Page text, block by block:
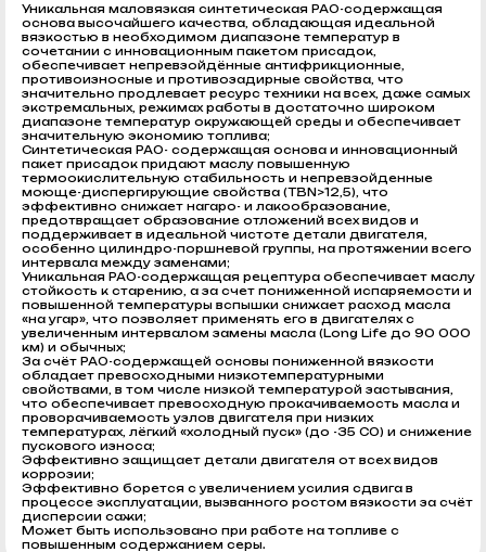
Уникальная маловязкая синтетическая PAO-содержащая
основа высочайшего качества, обладающая идеальной
вязкостью в необходимом диапазоне температур в
сочетании с инновационным пакетом присадок,
обеспечивает непревзойдённые антифрикционные,
противоизносные и противозадирные свойства, что
значительно продлевает ресурс техники на всех, даже самых
экстремальных, режимах работы в достаточно широком
диапазоне температур окружающей среды и обеспечивает
значительную экономию топлива;
Синтетическая PAO- содержащая основа и инновационный
пакет присадок придают маслу повышенную
термоокислительную стабильность и непревзойденные
моюще-диспергирующие свойства (TBN>12,5), что
эффективно снижает нагаро- и лакообразование,
предотвращает образование отложений всех видов и
поддерживает в идеальной чистоте детали двигателя,
особенно цилиндро-поршневой группы, на протяжении всего
интервала между заменами;
Уникальная PAO-содержащая рецептура обеспечивает маслу
стойкость к старению, а за счет пониженной испаряемости и
повышенной температуры вспышки снижает расход масла
«на угар», что позволяет применять его в двигателях с
увеличенным интервалом замены масла (Long Life до 90 000
км) и обычных;
За счёт PAO-содержащей основы пониженной вязкости
обладает превосходными низкотемпературными
свойствами, в том числе низкой температурой застывания,
что обеспечивает превосходную прокачиваемость масла и
проворачиваемость узлов двигателя при низких
температурах, лёгкий «холодный пуск» (до -35 C0) и снижение
пускового износа;
Эффективно защищает детали двигателя от всех видов
коррозии;
Эффективно борется с увеличением усилия сдвига в
процессе эксплуатации, вызванного ростом вязкости за счёт
дисперcии сажи;
Может быть использовано при работе на топливе с
повышенным содержанием серы.